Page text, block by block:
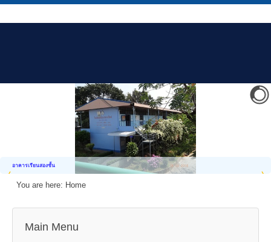
อาคารเรียนสองชั้น
You are here: Home
Main Menu